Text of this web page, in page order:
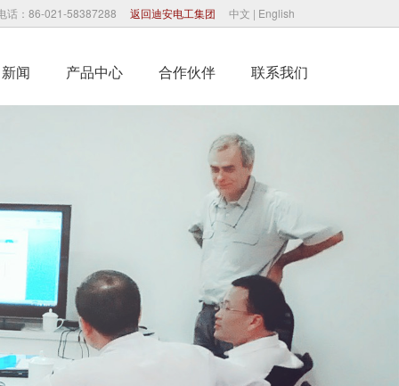
中文 | English
返回迪安电工集团
话：86-021-58387288
闻 产品中心 合作伙伴 联系我们